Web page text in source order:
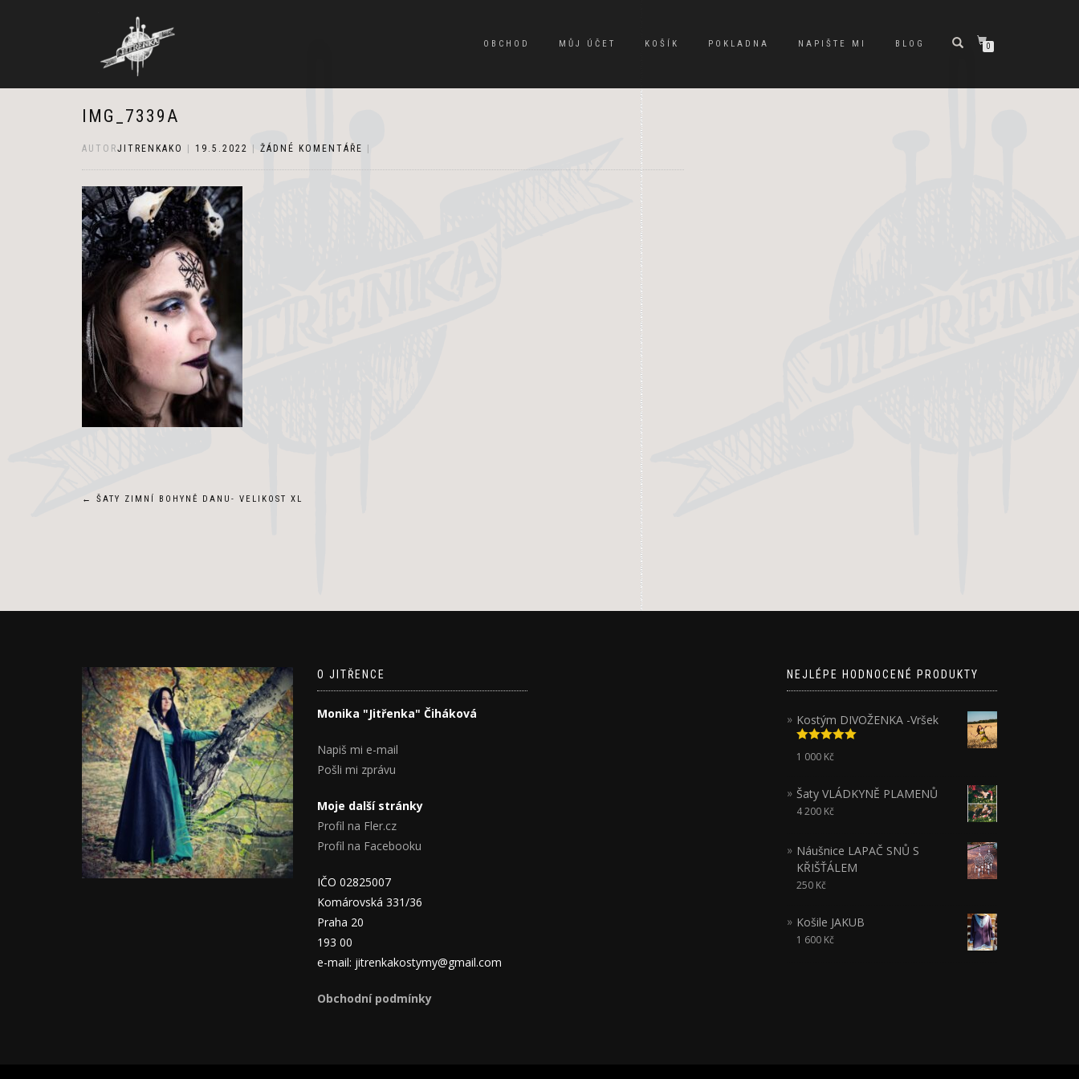
OBCHOD MŮJ ÚČET KOŠÍK POKLADNA NAPIŠTE MI BLOG 0
IMG_7339A
AUTORJITRENKAKO 19.5.2022 ŽÁDNÉ KOMENTÁŘE
Navigace
← ŠATY ZIMNÍ BOHYNĚ DANU- VELIKOST XL
O JITŘENCE
Monika "Jitřenka" Čiháková
Napiš mi e-mail
Pošli mi zprávu
Moje další stránky
Profil na Fler.cz
Profil na Facebooku
IČO 02825007
Komárovská 331/36
Praha 20
193 00
e-mail: jitrenkakostymy@gmail.com
Obchodní podmínky
NEJLÉPE HODNOCENÉ PRODUKTY
Kostým DIVOŽENKA -Vršek
Hodnocení
5.00z 5
1 000 Kč
Šaty VLÁDKYNĚ PLAMENŮ
4 200 Kč
Náušnice LAPAČ SNŮ S
KŘIŠŤÁLEM
250 Kč
Košile JAKUB
1 600 Kč